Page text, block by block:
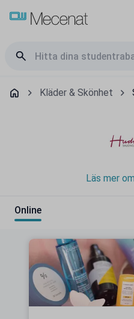
Kläder & Skönhet
Läs mer
Online